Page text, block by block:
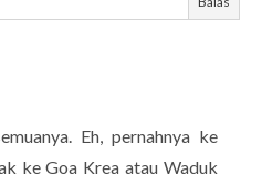
Eh, pernahnya ke
ke Goa Krea atau Waduk